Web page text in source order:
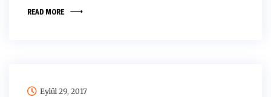
READ MORE
Eylül 29, 2017